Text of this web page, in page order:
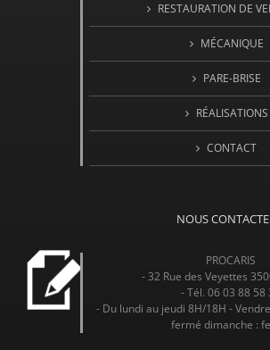
RESTAURATION DE
MÉCANIQUE
PARE-BRISE
RÉALISATIONS
CONTACT
NOUS
PROCARIS
- 32 Rue des Veyettes
- Tél. 06 03 88 58
- Du lundi au jeudi 8H/18H -
fermé dimanche :